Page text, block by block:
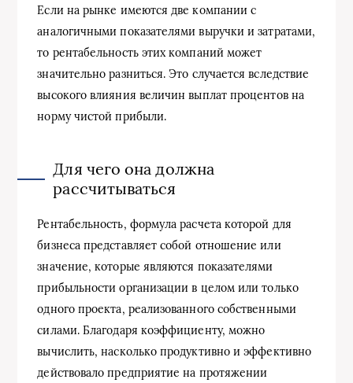
Если на рынке имеются две компании с
аналогичными показателями выручки и затратами,
то рентабельность этих компаний может
значительно разниться. Это случается вследствие
высокого влияния величин выплат процентов на
норму чистой прибыли.
Для чего она должна
рассчитываться
Рентабельность, формула расчета которой для
бизнеса представляет собой отношение или
значение, которые являются показателями
прибыльности организации в целом или только
одного проекта, реализованного собственными
силами. Благодаря коэффициенту, можно
вычислить, насколько продуктивно и эффективно
действовало предприятие на протяжении